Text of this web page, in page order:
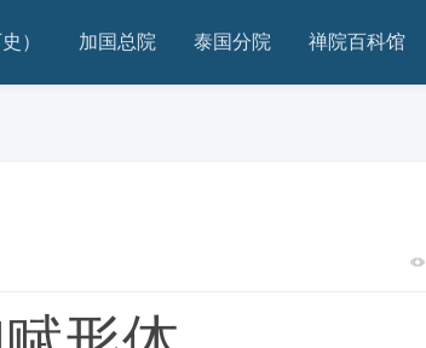
） 加国总院 泰国分院 禅院百科馆